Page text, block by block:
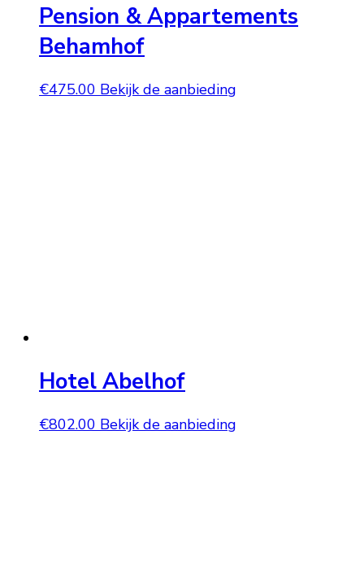
Pension & Appartements
Behamhof
€475.00 Bekijk de aanbieding
Hotel Abelhof
€802.00 Bekijk de aanbieding